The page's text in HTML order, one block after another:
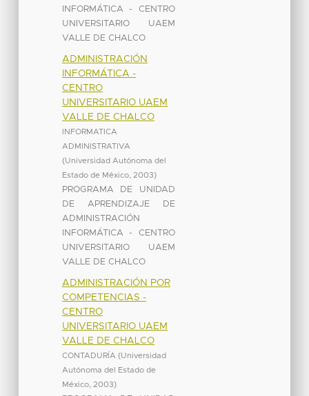
INFORMÁTICA - CENTRO
UNIVERSITARIO UAEM
VALLE DE CHALCO
ADMINISTRACIÓN
INFORMÁTICA -
CENTRO
UNIVERSITARIO UAEM
VALLE DE CHALCO
INFORMATICA
ADMINISTRATIVA
(Universidad Autónoma del
Estado de México, 2003)
PROGRAMA DE UNIDAD
DE APRENDIZAJE DE
ADMINISTRACIÓN
INFORMÁTICA - CENTRO
UNIVERSITARIO UAEM
VALLE DE CHALCO
ADMINISTRACIÓN POR
COMPETENCIAS -
CENTRO
UNIVERSITARIO UAEM
VALLE DE CHALCO
CONTADURÍA (Universidad
Autónoma del Estado de
México, 2003)